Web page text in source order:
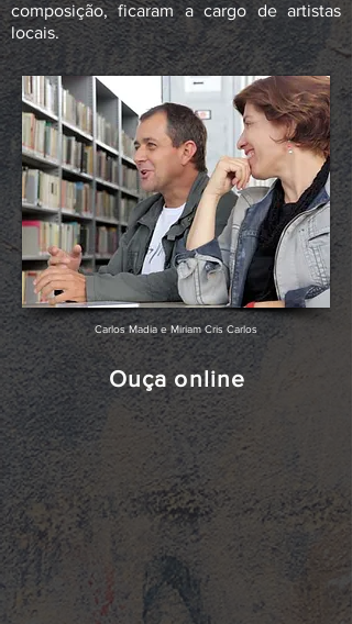
composição, ficaram a cargo de artistas
locais.
Carlos Madia e Miriam Cris Carlos
Ouça online